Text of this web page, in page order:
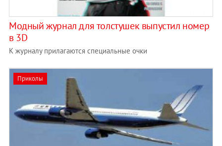
Модный журнал для толстушек выпустил номер
в 3D
К журналу прилагаются специальные очки
Приколы